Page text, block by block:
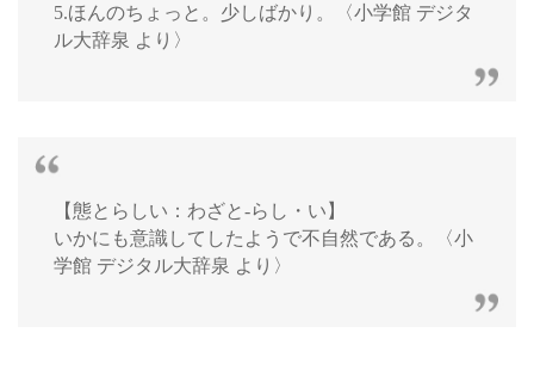
5.ほんのちょっと。少しばかり。〈小学館 デジタ
ル大辞泉 より〉
【態とらしい：わざと‐らし・い】
いかにも意識してしたようで不自然である。〈小
学館 デジタル大辞泉 より〉